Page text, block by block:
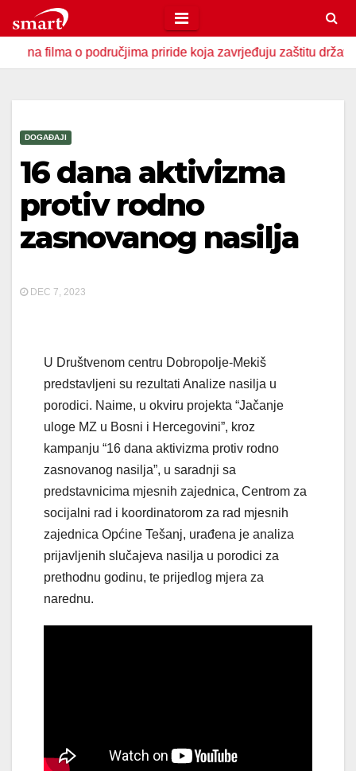
to
contento područjima priride koja zavrjeđuju zaštitu države U
DOGAĐAJI
16 dana aktivizma
protiv rodno
zasnovanog nasilja
DEC 7, 2023
U Društvenom centru Dobropolje-Mekiš
predstavljeni su rezultati Analize nasilja u
porodici. Naime, u okviru projekta “Jačanje
uloge MZ u Bosni i Hercegovini”, kroz
kampanju “16 dana aktivizma protiv rodno
zasnovanog nasilja”, u saradnji sa
predstavnicima mjesnih zajednica, Centrom za
socijalni rad i koordinatorom za rad mjesnih
zajednica Općine Tešanj, urađena je analiza
prijavljenih slučajeva nasilja u porodici za
prethodnu godinu, te prijedlog mjera za
narednu.